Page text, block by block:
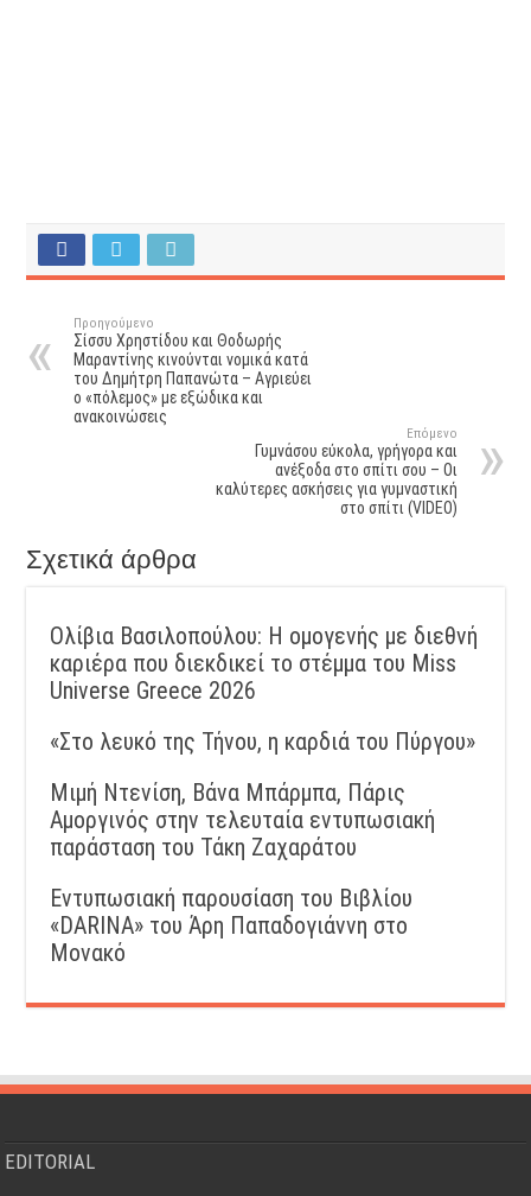
Προηγούμενο
Σίσσυ Χρηστίδου και Θοδωρής
Μαραντίνης κινούνται νομικά κατά
του Δημήτρη Παπανώτα – Αγριεύει
ο «πόλεμος» με εξώδικα και
ανακοινώσεις
Επόμενο
Γυμνάσου εύκολα, γρήγορα και
ανέξοδα στο σπίτι σου – Οι
καλύτερες ασκήσεις για γυμναστική
στο σπίτι (VIDEO)
Σχετικά άρθρα
Ολίβια Βασιλοπούλου: Η ομογενής με διεθνή
καριέρα που διεκδικεί το στέμμα του Miss
Universe Greece 2026
«Στο λευκό της Τήνου, η καρδιά του Πύργου»
Μιμή Ντενίση, Βάνα Μπάρμπα, Πάρις
Αμοργινός στην τελευταία εντυπωσιακή
παράσταση του Τάκη Ζαχαράτου
Εντυπωσιακή παρουσίαση του Βιβλίου
«DARINA» του Άρη Παπαδογιάννη στο
Μονακό
EDITORIAL